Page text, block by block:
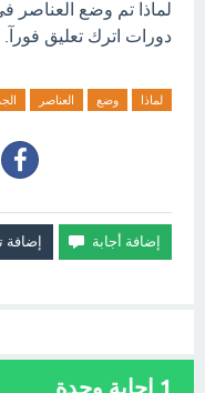
لماذا تم وضع العناصر
دورات اترك تعليق فورآ.
لماذا وضع العناصر
1 إجابة وحدة